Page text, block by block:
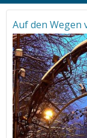
Auf den Wegen